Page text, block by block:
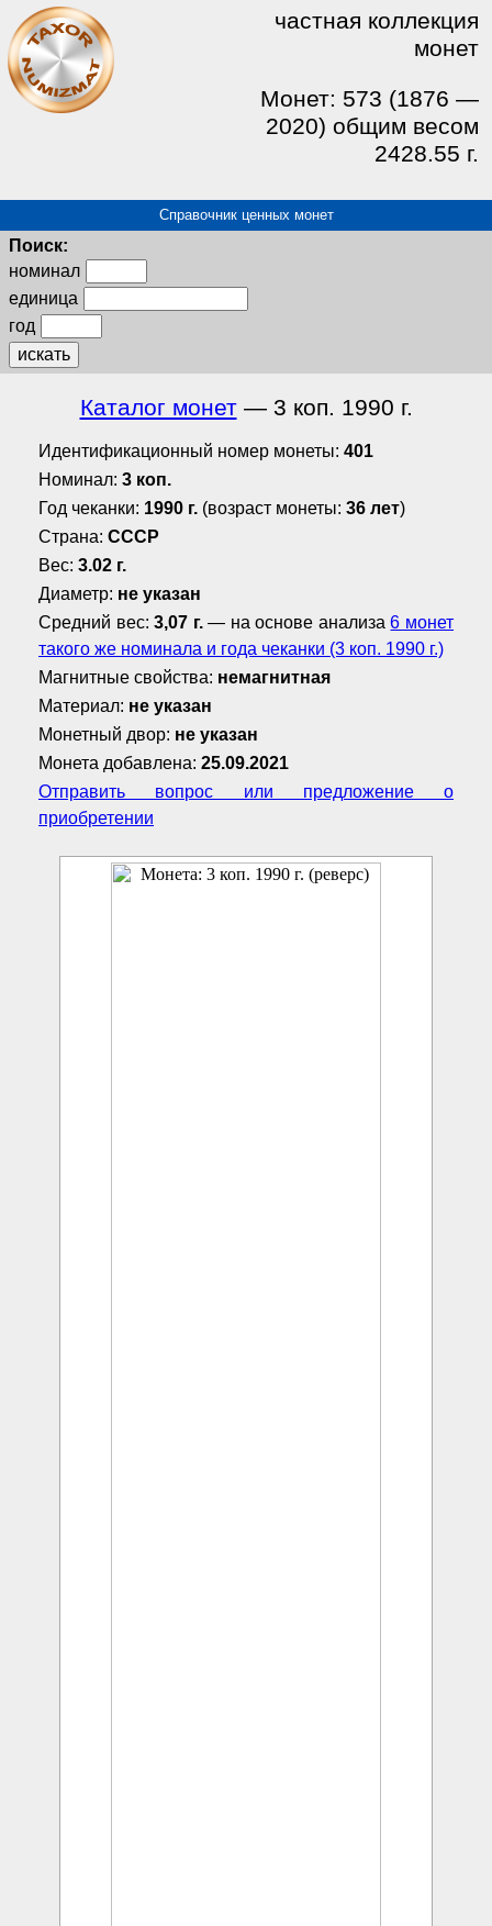
частная коллекция
монет
Монет: 573 (1876 —
2020) общим весом
2428.55 г.
Справочник ценных монет
Поиск:
номинал
единица
год
искать
Каталог монет— 3 коп. 1990 г.
Идентификационный номер монеты: 401
Номинал: 3 коп.
Год чеканки: 1990 г. (возраст монеты: 36 лет)
Страна: СССР
Вес: 3.02 г.
Диаметр: не указан
Средний вес:3,07 г.— на основе анализа6 монет
такого же номинала и года чеканки (3 коп. 1990 г.)
Магнитные свойства: немагнитная
Материал: не указан
Монетный двор: не указан
Монета добавлена: 25.09.2021
Отправить вопрос или предложение о
приобретении